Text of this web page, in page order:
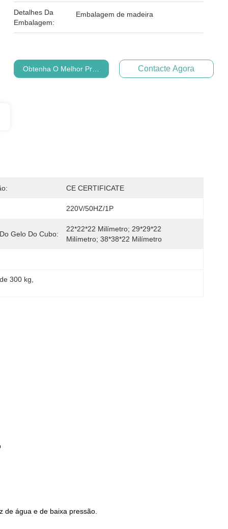
Detalhes Da
Embalagem:
Embalagem de madeira
Obtenha O Melhor Preço Contacte Agora
CE CERTIFICATE
220V/50HZ/1P
Gelo Do Cubo:
22*22*22 Milímetro; 29*29*22
Milímetro; 38*38*22 Milímetro
300 kg
de água e de baixa pressão.